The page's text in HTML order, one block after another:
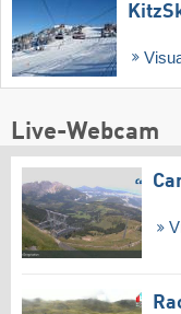
Live-Webcam